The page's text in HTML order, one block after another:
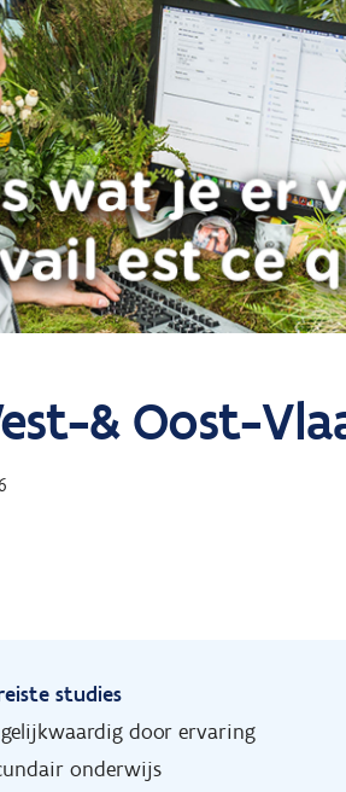
& Oost-
studies
door ervaring
onderwijs